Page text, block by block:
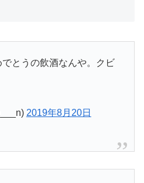
とうの飲酒なんや。クビ
2019年8月20日